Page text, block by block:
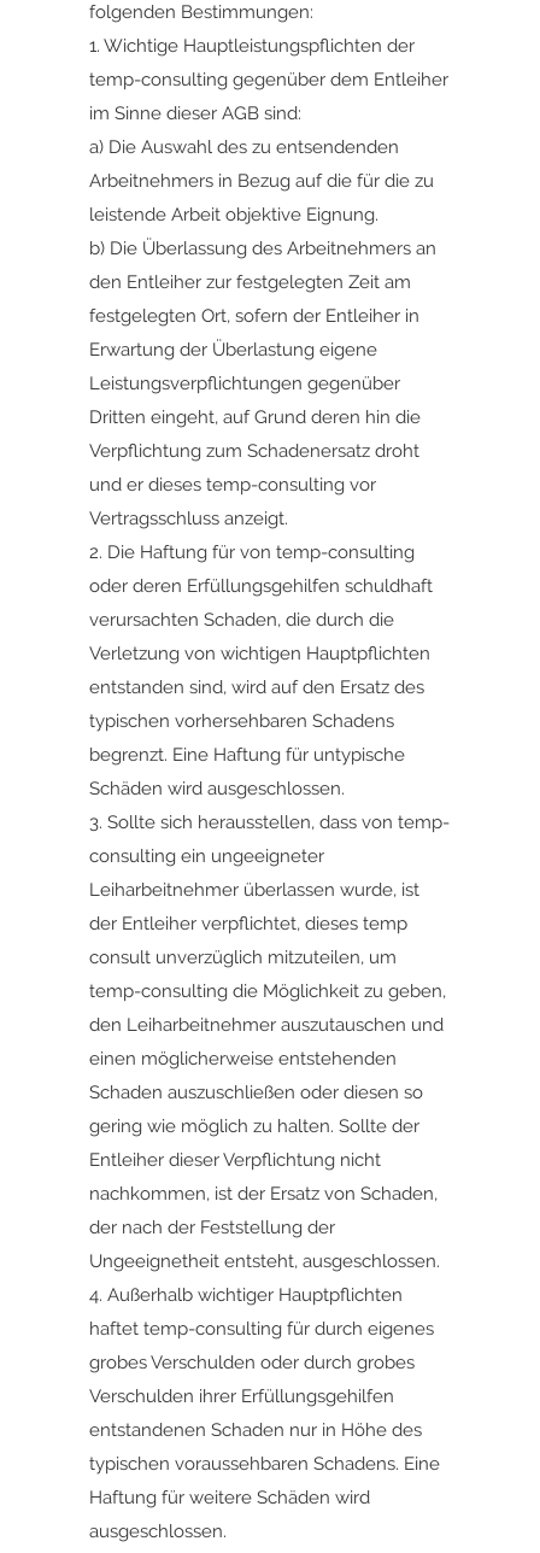
folgenden Bestimmungen:
1. Wichtige Hauptleistungspflichten der
temp-consulting gegenüber dem Entleiher
im Sinne dieser AGB sind:
a) Die Auswahl des zu entsendenden
Arbeitnehmers in Bezug auf die für die zu
leistende Arbeit objektive Eignung.
b) Die Überlassung des Arbeitnehmers an
den Entleiher zur festgelegten Zeit am
festgelegten Ort, sofern der Entleiher in
Erwartung der Überlastung eigene
Leistungsverpflichtungen gegenüber
Dritten eingeht, auf Grund deren hin die
Verpflichtung zum Schadenersatz droht
und er dieses temp-consulting vor
Vertragsschluss anzeigt.
2. Die Haftung für von temp-consulting
oder deren Erfüllungsgehilfen schuldhaft
verursachten Schaden, die durch die
Verletzung von wichtigen Hauptpflichten
entstanden sind, wird auf den Ersatz des
typischen vorhersehbaren Schadens
begrenzt. Eine Haftung für untypische
Schäden wird ausgeschlossen.
3. Sollte sich herausstellen, dass von temp-
consulting ein ungeeigneter
Leiharbeitnehmer überlassen wurde, ist
der Entleiher verpflichtet, dieses temp
consult unverzüglich mitzuteilen, um
temp-consulting die Möglichkeit zu geben,
den Leiharbeitnehmer auszutauschen und
einen möglicherweise entstehenden
Schaden auszuschließen oder diesen so
gering wie möglich zu halten. Sollte der
Entleiher dieser Verpflichtung nicht
nachkommen, ist der Ersatz von Schaden,
der nach der Feststellung der
Ungeeignetheit entsteht, ausgeschlossen.
4. Außerhalb wichtiger Hauptpflichten
haftet temp-consulting für durch eigenes
grobes Verschulden oder durch grobes
Verschulden ihrer Erfüllungsgehilfen
entstandenen Schaden nur in Höhe des
typischen voraussehbaren Schadens. Eine
Haftung für weitere Schäden wird
ausgeschlossen.